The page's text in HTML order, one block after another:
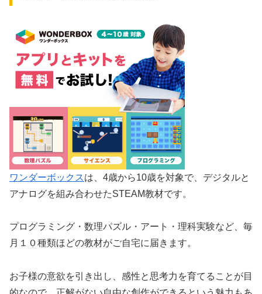
ワンダーボックスは、4歳から10歳を対象で、デジタルと
アナログを組み合わせたSTEAM教材です。
プログラミング・数理パズル・アート・理科実験など、毎
月１０種類ほどの教材がご自宅に届きます。
お子様の意欲を引き出し、感性と思考力を育てることが目